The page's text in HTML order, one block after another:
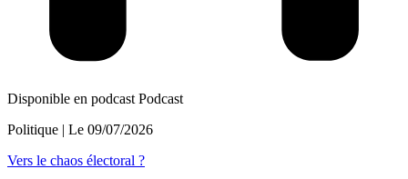
Disponible en podcast Podcast
Politique | Le 09/07/2026
Vers le chaos électoral ?